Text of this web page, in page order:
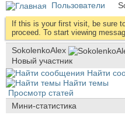
Пользователи
If this is your first visit, be sure
proceed. To start viewing
SokolenkoAlex
Новый участник
Найти
Найти темы
Просмотр статей
Мини-статистика